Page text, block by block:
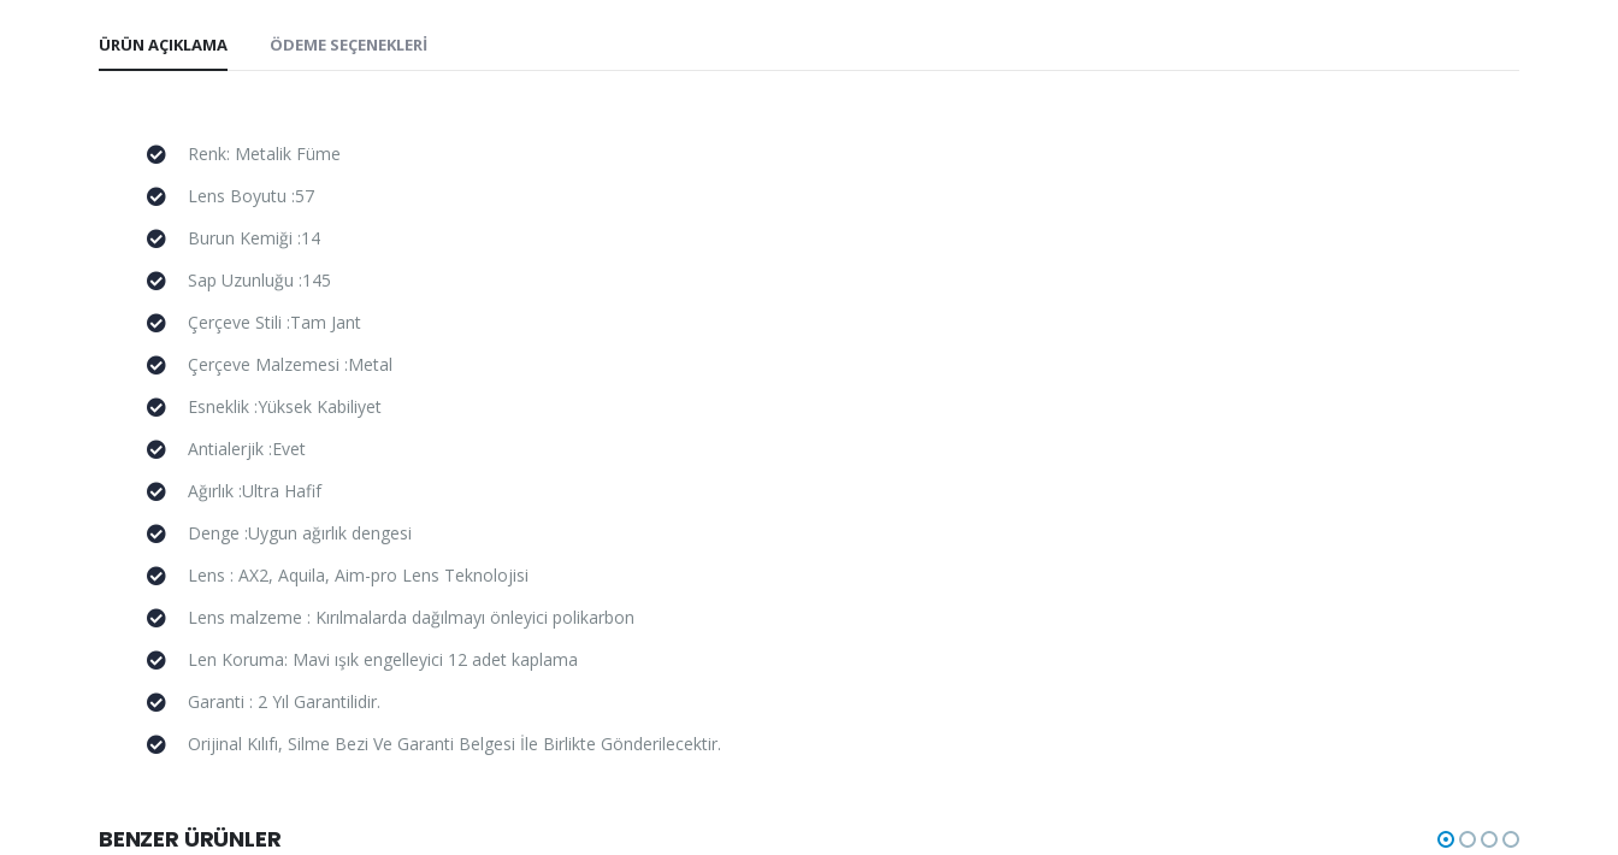
ÜRÜN AÇIKLAMA ÖDEME SEÇENEKLERI
Renk: Metalik Füme
Lens Boyutu :57
Burun Kemiği :14
Sap Uzunluğu :145
Çerçeve Stili :Tam Jant
Çerçeve Malzemesi :Metal
Esneklik :Yüksek Kabiliyet
Antialerjik :Evet
Ağırlık :Ultra Hafif
Denge :Uygun ağırlık dengesi
Lens : AX2, Aquila, Aim-pro Lens Teknolojisi
Lens malzeme : Kırılmalarda dağılmayı önleyici polikarbon
Len Koruma: Mavi ışık engelleyici 12 adet kaplama
Garanti : 2 Yıl Garantilidir.
Orijinal Kılıfı, Silme Bezi Ve Garanti Belgesi İle Birlikte Gönderilecektir.
BENZER ÜRÜNLER